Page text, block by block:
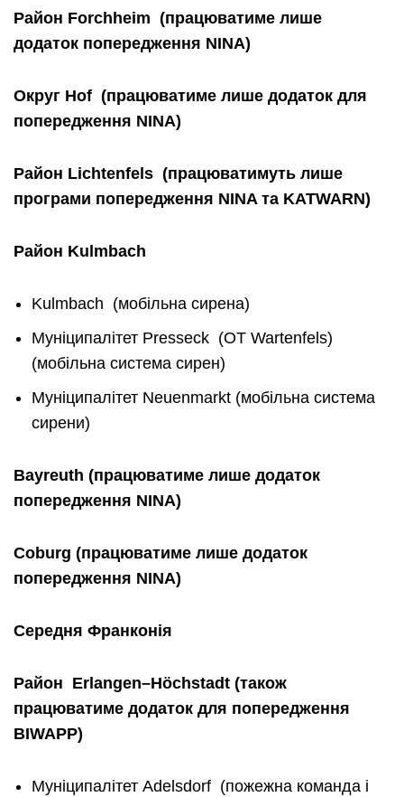
Район Forchheim (працюватиме лише
додаток попередження NINA)
Округ Hof (працюватиме лише додаток для
попередження NINA)
Район Lichtenfels (працюватимуть лише
програми попередження NINAта KATWARN)
Район Kulmbach
Kulmbach (мобільна сирена)
Муніципалітет Presseck (OT Wartenfels)
(мобільна система сирен)
Муніципалітет Neuenmarkt (мобільна система
сирени)
Bayreuth (працюватиме лише додаток
попередження NINA)
Coburg (працюватиме лише додаток
попередження NINA)
Середня Франконія
Район Erlangen–Höchstadt (також
працюватиме додаток для попередження
BIWAPP)
Муніципалітет Adelsdorf (пожежна команда і